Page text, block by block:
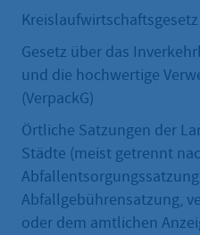
Kreislaufwirtschaftsgesetz
Gesetz über das
und die hochwertige
(VerpackG)
Örtliche Satzungen der
Städte (meist getrennt
Abfallgebührensatzung,
oder dem amtlichen